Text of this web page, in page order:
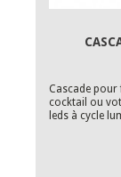
Cascade pour
cocktail ou
leds à cycle